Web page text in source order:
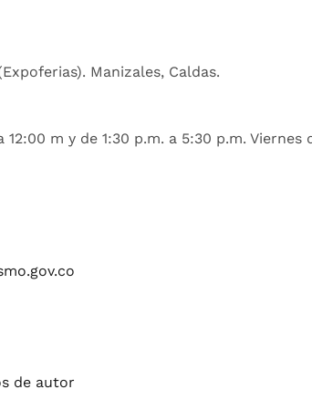
Manizales, Caldas.
m y de 1:30 p.m. a 5:30 p.m. Viernes
de autor